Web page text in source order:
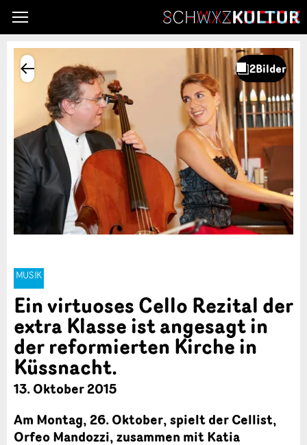
MUSIK
Ein virtuoses Cello Rezital der
extra Klasse ist angesagt in
der reformierten Kirche in
Küssnacht.
13. Oktober 2015
Am Montag, 26. Oktober, spielt der Cellist,
Orfeo Mandozzi, zusammen mit Katia